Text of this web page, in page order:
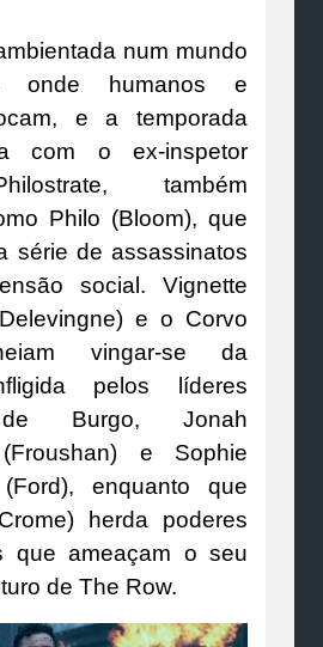
num mundo
onde humanos e
e a temporada
com o ex-inspetor
também
Philo (Bloom), que
série de assassinatos
social. Vignette
e o Corvo
vingar-se da
pelos líderes
Burgo, Jonah
e Sophie
enquanto que
herda poderes
que ameaçam o seu
de The Row.